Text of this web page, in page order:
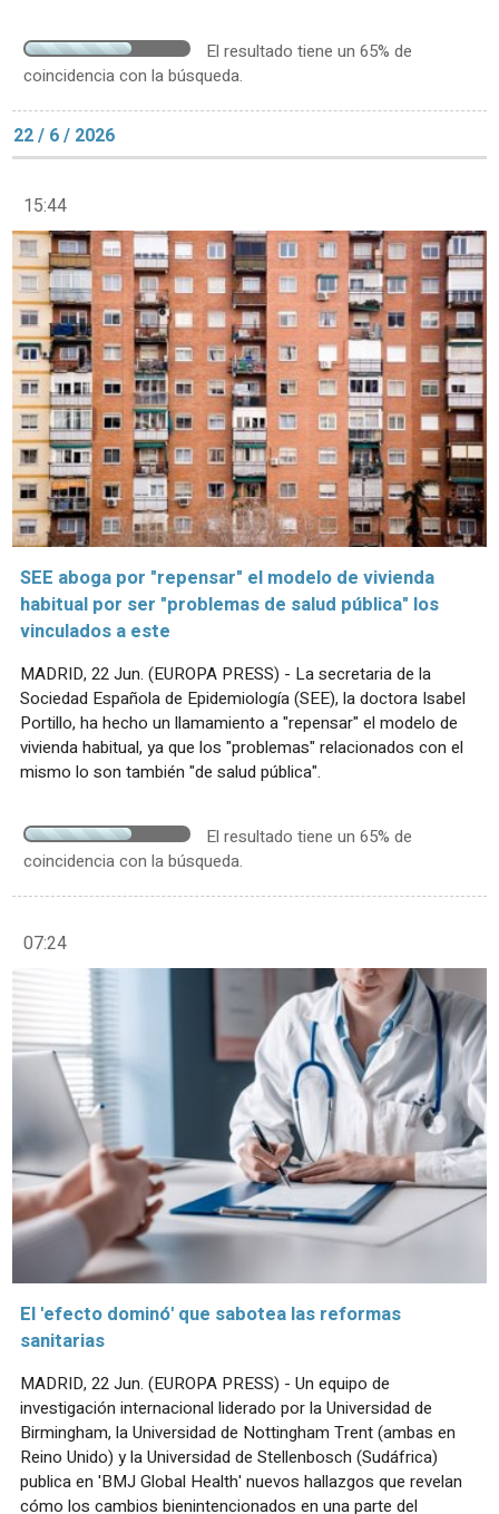
El resultado tiene un 65% de
coincidencia con la búsqueda.
22 / 6 / 2026
15:44
SEE aboga por "repensar" el modelo de vivienda
habitual por ser "problemas de salud pública" los
vinculados a este
MADRID, 22 Jun. (EUROPA PRESS) - La secretaria de la
Sociedad Española de Epidemiología (SEE), la doctora Isabel
Portillo, ha hecho un llamamiento a "repensar" el modelo de
vivienda habitual, ya que los "problemas" relacionados con el
mismo lo son también "de salud pública".
El resultado tiene un 65% de
coincidencia con la búsqueda.
07:24
El 'efecto dominó' que sabotea las reformas
sanitarias
MADRID, 22 Jun. (EUROPA PRESS) - Un equipo de
investigación internacional liderado por la Universidad de
Birmingham, la Universidad de Nottingham Trent (ambas en
Reino Unido) y la Universidad de Stellenbosch (Sudáfrica)
publica en 'BMJ Global Health' nuevos hallazgos que revelan
cómo los cambios bienintencionados en una parte del